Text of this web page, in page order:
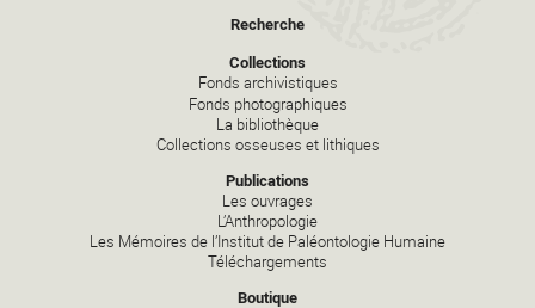
Recherche
Collections
Fonds archivistiques
Fonds photographiques
La bibliothèque
Collections osseuses et lithiques
Publications
Les ouvrages
L’Anthropologie
Les Mémoires de l’Institut de Paléontologie Humaine
Téléchargements
Boutique